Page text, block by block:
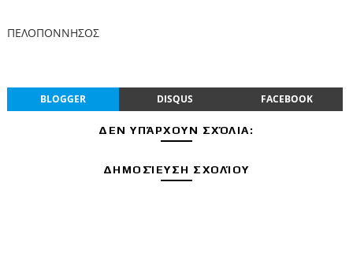
ΠΕΛΟΠΟΝΝΗΣΟΣ
BLOGGER DISQUS FACEBOOK
ΔΕΝ ΥΠΆΡΧΟΥΝ ΣΧΌΛΙΑ:
ΔΗΜΟΣΊΕΥΣΗ ΣΧΟΛΊΟΥ